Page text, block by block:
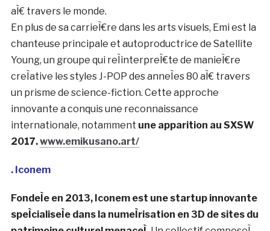
commenceÌ son parcours artistique en tant que
photographe dans les ruesde Harajuku aÌ€
l’adolescence, ce qui l’a meneÌ aÌ€ faireune exposition
au V&A Museum
En tant qu’artiste multidisciplinaire, elle explore les
intersections du reÌtro-futurisme et de
l’acceÌleÌration technologique moderne. Son art
unique, infuseÌ par l’IA, a fait la couverture du WWD
encheÌ€res de Christie’s et Gucci
internationalement, son travail a eÌteÌ exposeÌ dans
des lieux tels que laGalerie Saatchi et le MuseÌe d’art
contemporain du 21e sieÌ€cle de Kanazawa